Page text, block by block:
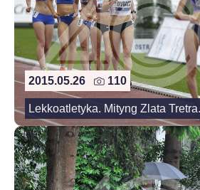
2015.05.26 110
Lekkoatletyka. Mityng Zlata